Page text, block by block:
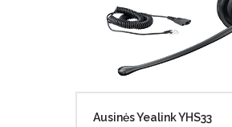
Ausinės Yealink YHS33